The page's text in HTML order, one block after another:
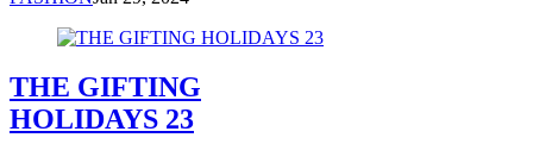
THE GIFTING
HOLIDAYS 23